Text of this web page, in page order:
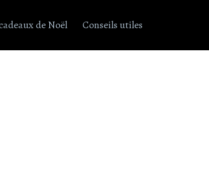
de Noël Conseils utiles